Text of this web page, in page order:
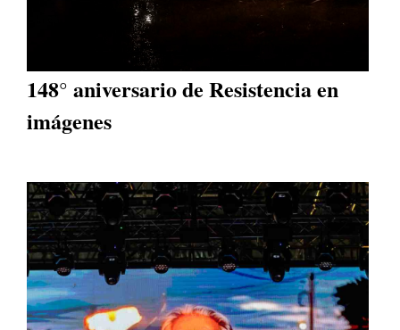
148° aniversario de Resistencia en
imágenes